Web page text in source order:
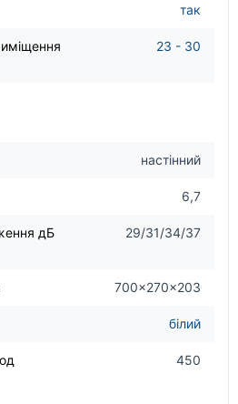
так
23 - 30
настінний
6,7
дБ
29/31/34/37
700×270×203
білий
450